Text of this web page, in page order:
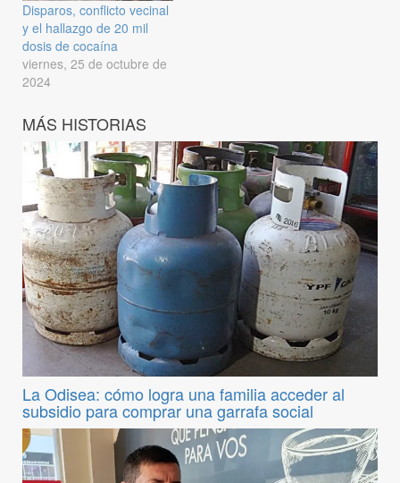
Disparos, conflicto vecinal
y el hallazgo de 20 mil
dosis de cocaína
viernes, 25 de octubre de
2024
MÁS HISTORIAS
La Odisea: cómo logra una familia acceder al
subsidio para comprar una garrafa social